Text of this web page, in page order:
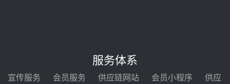
锅中标格尔木项目蒸汽发生系统
服务体系
宣传服务 会员服务 供应链网站 会员小程序
供应